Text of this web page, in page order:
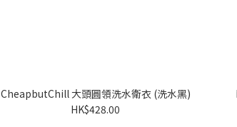
CheapbutChill 大頭圓領洗水衛衣 (洗水黑)
HK$428.00